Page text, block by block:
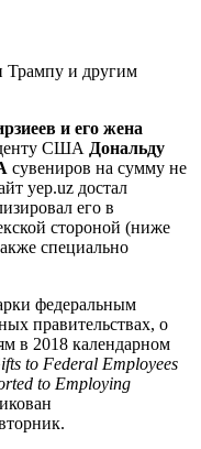
и его жена
США Дональду
сувениров на сумму не
yep.uz достал
его в
стороной (ниже
специально
федеральным
правительствах, о
в 2018 календарном
to Federal Employees
to Employing